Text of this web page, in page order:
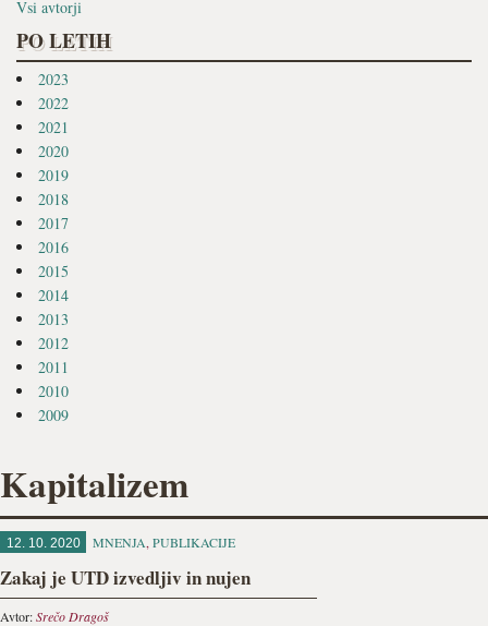
Vsi avtorji
PO LETIH
2023
2022
2021
2020
2019
2018
2017
2016
2015
2014
2013
2012
2011
2010
2009
Kapitalizem
12. 10. 2020 MNENJA, PUBLIKACIJE
Zakaj je UTD izvedljiv in nujen
Avtor:Srečo Dragoš